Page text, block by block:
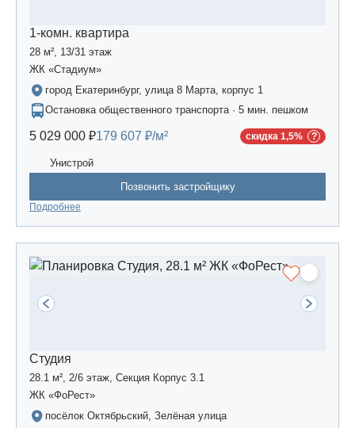
1-комн. квартира
28 м², 13/31 этаж
ЖК «Стадиум»
город Екатеринбург, улица 8 Марта, корпус 1
Остановка общественного транспорта · 5 мин. пешком
5 029 000 ₽179 607 ₽/м² скидка 1,5%
Унистрой
Позвонить застройщику
Подробнее
Студия
28.1 м², 2/6 этаж, Секция Корпус 3.1
ЖК «ФоРест»
посёлок Октябрьский, Зелёная улица